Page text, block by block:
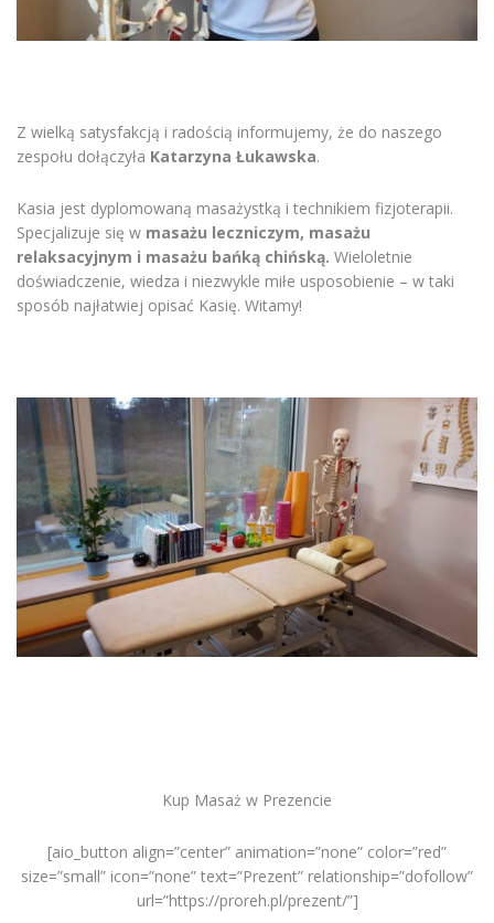
Z wielką satysfakcją i radością informujemy, że do naszego
zespołu dołączyła Katarzyna Łukawska.
Kasia jest dyplomowaną masażystką i technikiem fizjoterapii.
Specjalizuje się w masażu leczniczym, masażu
relaksacyjnym i masażu bańką chińską. Wieloletnie
doświadczenie, wiedza i niezwykle miłe usposobienie – w taki
sposób najłatwiej opisać Kasię. Witamy!
Kup Masaż w Prezencie
[aio_button align=”center” animation=”none” color=”red”
size=”small” icon=”none” text=”Prezent” relationship=”dofollow”
url=”https://proreh.pl/prezent/”]